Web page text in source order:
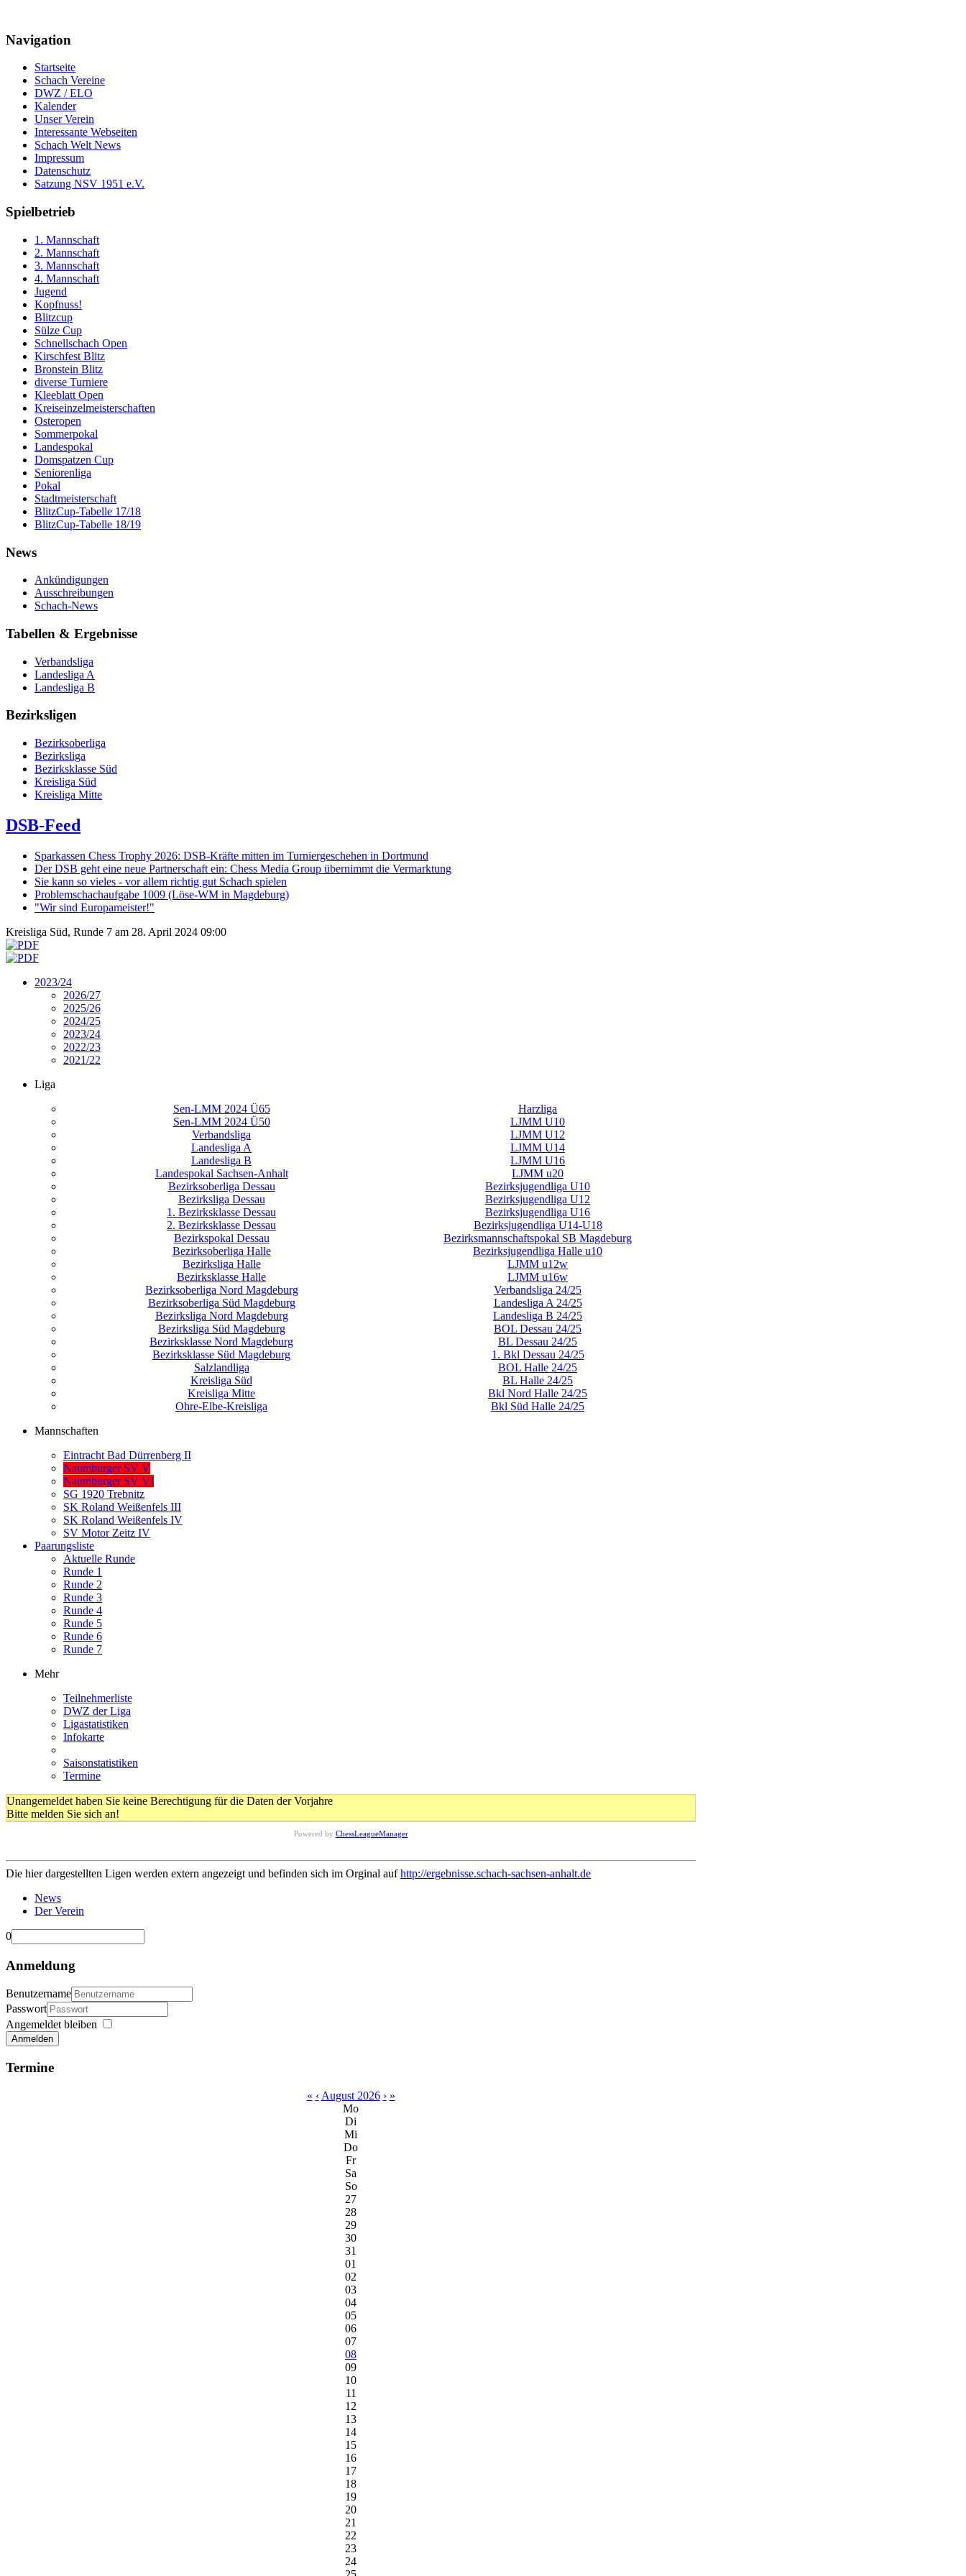
Navigation
Startseite
Schach Vereine
DWZ / ELO
Kalender
Unser Verein
Interessante Webseiten
Schach Welt News
Impressum
Datenschutz
Satzung NSV 1951 e.V.
Spielbetrieb
1. Mannschaft
2. Mannschaft
3. Mannschaft
4. Mannschaft
Jugend
Kopfnuss!
Blitzcup
Sülze Cup
Schnellschach Open
Kirschfest Blitz
Bronstein Blitz
diverse Turniere
Kleeblatt Open
Kreiseinzelmeisterschaften
Osteropen
Sommerpokal
Landespokal
Domspatzen Cup
Seniorenliga
Pokal
Stadtmeisterschaft
BlitzCup-Tabelle 17/18
BlitzCup-Tabelle 18/19
News
Ankündigungen
Ausschreibungen
Schach-News
Tabellen & Ergebnisse
Verbandsliga
Landesliga A
Landesliga B
Bezirksligen
Bezirksoberliga
Bezirksliga
Bezirksklasse Süd
Kreisliga Süd
Kreisliga Mitte
DSB-Feed
Sparkassen Chess Trophy 2026: DSB-Kräfte mitten im Turniergeschehen in Dortmund
Der DSB geht eine neue Partnerschaft ein: Chess Media Group übernimmt die Vermarktung
Sie kann so vieles - vor allem richtig gut Schach spielen
Problemschachaufgabe 1009 (Löse-WM in Magdeburg)
"Wir sind Europameister!"
Kreisliga Süd, Runde 7 am 28. April 2024 09:00
2023/24
2026/27
2025/26
2024/25
2023/24
2022/23
2021/22
Liga
Sen-LMM 2024 Ü65
Harzliga
Sen-LMM 2024 Ü50
LJMM U10
Verbandsliga
LJMM U12
Landesliga A
LJMM U14
Landesliga B
LJMM U16
Landespokal Sachsen-Anhalt
LJMM u20
Bezirksoberliga Dessau
Bezirksjugendliga U10
Bezirksliga Dessau
Bezirksjugendliga U12
1. Bezirksklasse Dessau
Bezirksjugendliga U16
2. Bezirksklasse Dessau
Bezirksjugendliga U14-U18
Bezirkspokal Dessau
Bezirksmannschaftspokal SB Magdeburg
Bezirksoberliga Halle
Bezirksjugendliga Halle u10
Bezirksliga Halle
LJMM u12w
Bezirksklasse Halle
LJMM u16w
Bezirksoberliga Nord Magdeburg
Verbandsliga 24/25
Bezirksoberliga Süd Magdeburg
Landesliga A 24/25
Bezirksliga Nord Magdeburg
Landesliga B 24/25
Bezirksliga Süd Magdeburg
BOL Dessau 24/25
Bezirksklasse Nord Magdeburg
BL Dessau 24/25
Bezirksklasse Süd Magdeburg
1. Bkl Dessau 24/25
Salzlandliga
BOL Halle 24/25
Kreisliga Süd
BL Halle 24/25
Kreisliga Mitte
Bkl Nord Halle 24/25
Ohre-Elbe-Kreisliga
Bkl Süd Halle 24/25
Mannschaften
Eintracht Bad Dürrenberg II
Naumburger SV V
Naumburger SV VI
SG 1920 Trebnitz
SK Roland Weißenfels III
SK Roland Weißenfels IV
SV Motor Zeitz IV
Paarungsliste
Aktuelle Runde
Runde 1
Runde 2
Runde 3
Runde 4
Runde 5
Runde 6
Runde 7
Mehr
Teilnehmerliste
DWZ der Liga
Ligastatistiken
Infokarte
Saisonstatistiken
Termine
Unangemeldet haben Sie keine Berechtigung für die Daten der Vorjahre
Bitte melden Sie sich an!
Powered by ChessLeagueManager
Die hier dargestellten Ligen werden extern angezeigt und befinden sich im Orginal aufhttp://ergebnisse.schach-sachsen-anhalt.de
News
Der Verein
0
Anmeldung
Benutzername
Passwort
Angemeldet bleiben
Anmelden
Termine
« ‹ August 2026 › »
Mo
Di
Mi
Do
Fr
Sa
So
27
28
29
30
31
01
02
03
04
05
06
07
08
09
10
11
12
13
14
15
16
17
18
19
20
21
22
23
24